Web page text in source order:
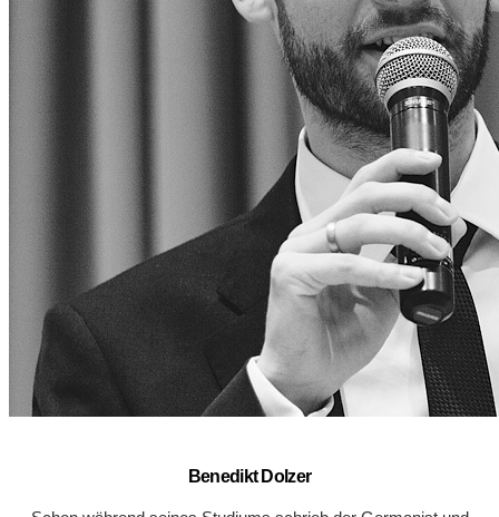
Benedikt Dolzer